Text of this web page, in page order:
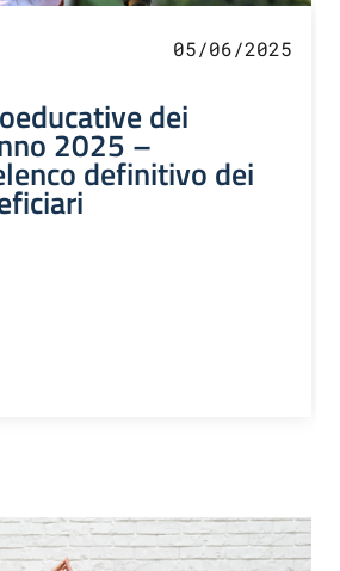
05/06/2025
dei
2025 –
definitivo dei